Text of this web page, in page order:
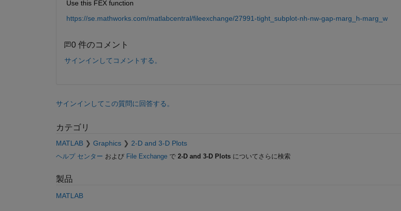
Use this FEX function
https://se.mathworks.com/matlabcentral/fileexchange/27991-tight_subplot-nh-nw-gap-marg_h-marg_w
0 件のコメント
サインインしてコメントする。
サインインしてこの質問に回答する。
カテゴリ
MATLAB Graphics 2-D and 3-D Plots
ヘルプ センター および File Exchangeで 2-D and 3-D Plotsについてさらに検索
製品
MATLAB